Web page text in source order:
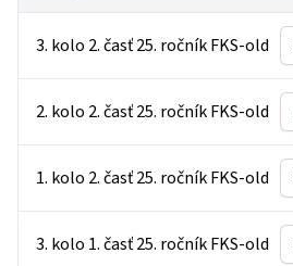
3. kolo 2. časť 25. ročník FKS-old
2. kolo 2. časť 25. ročník FKS-old
1. kolo 2. časť 25. ročník FKS-old
3. kolo 1. časť 25. ročník FKS-old